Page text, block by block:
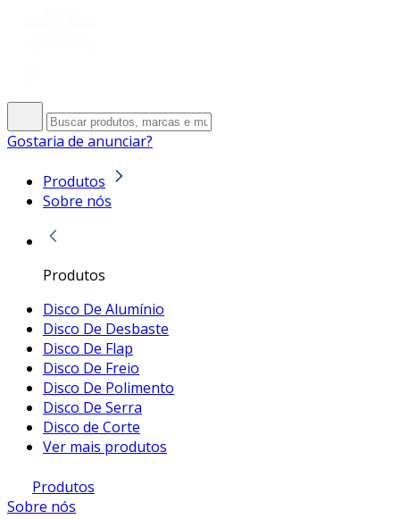
Gostaria de anunciar?
Produtos
Sobre nós
Produtos
Disco De Alumínio
Disco De Desbaste
Disco De Flap
Disco De Freio
Disco De Polimento
Disco De Serra
Disco de Corte
Ver mais produtos
Produtos
Sobre nós